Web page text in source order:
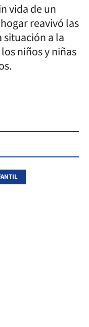
vida de un
reavivó las
situación a la
niños y niñas